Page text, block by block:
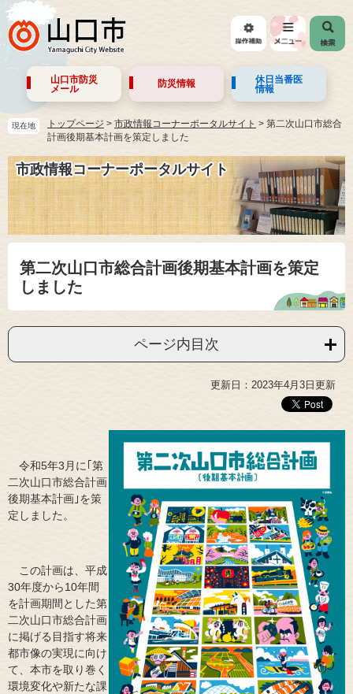
山口市防災
メール
防災情報
休日当番医
情報
現在地 トップページ > 市政情報コーナーポータルサイト > 第二次山口市総合
計画後期基本計画を策定しました
市政情報コーナーポータルサイト
第二次山口市総合計画後期基本計画を策定
しました
ページ内目次
更新日：2023年4月3日更新
令和5年3月に｢第
二次山口市総合計画
後期基本計画｣を策
定しました。
この計画は、平成
30年度から10年間
を計画期間とした第
二次山口市総合計画
に掲げる目指す将来
都市像の実現に向け
て、本市を取り巻く
環境変化や新たな課